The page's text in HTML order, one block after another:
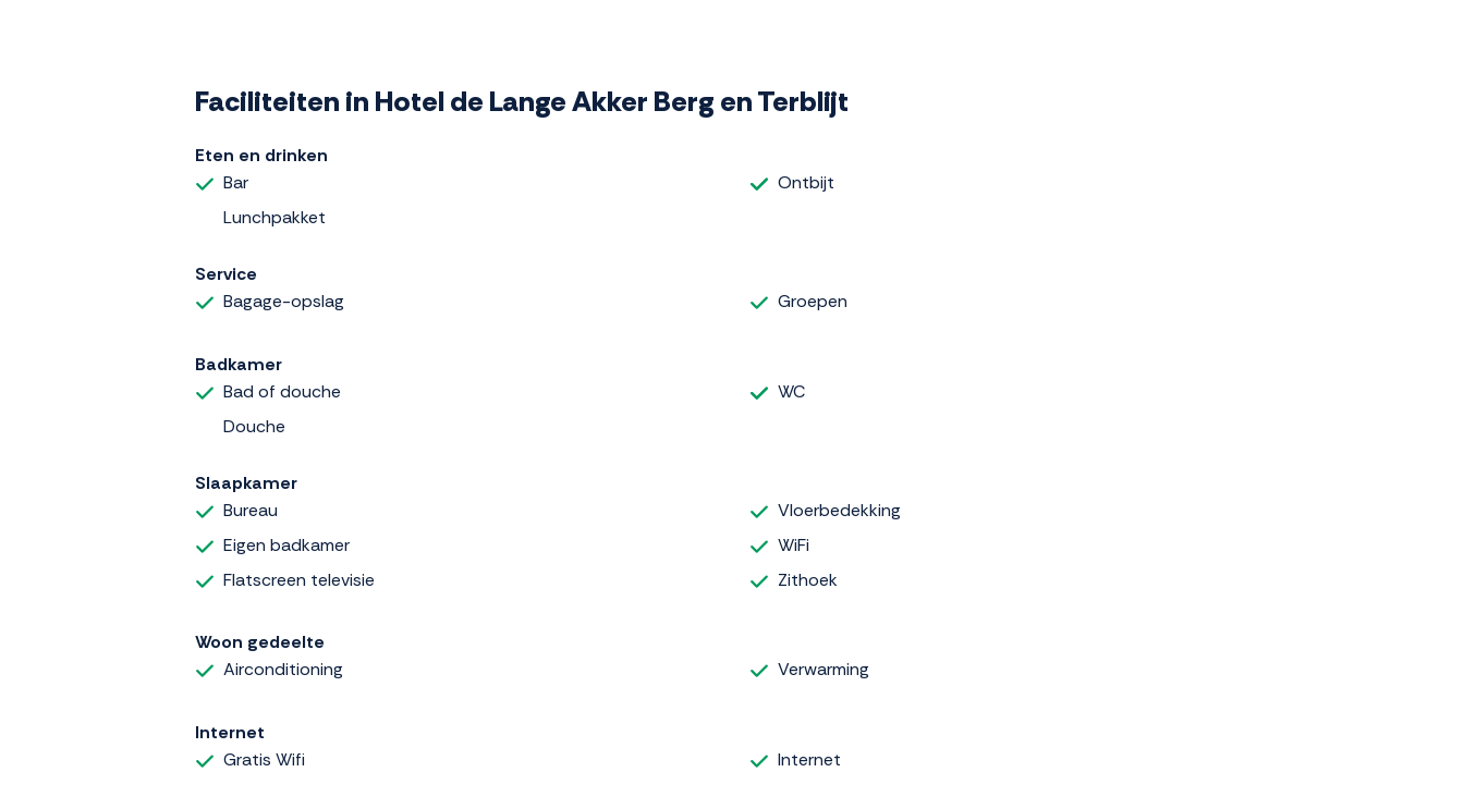
Faciliteiten in Hotel de Lange Akker Berg en Terblijt
Eten en drinken
Bar
Lunchpakket
Ontbijt
Service
Bagage-opslag
Groepen
Badkamer
Bad of douche
Douche
WC
Slaapkamer
Bureau
Eigen badkamer
Flatscreen televisie
Vloerbedekking
WiFi
Zithoek
Woon gedeelte
Airconditioning
Verwarming
Internet
Gratis Wifi
Internet